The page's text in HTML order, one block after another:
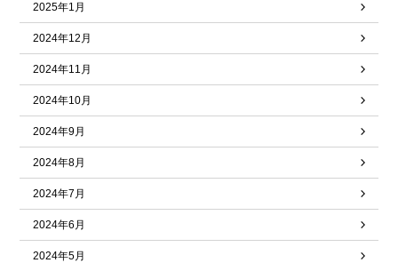
2025年1月
2024年12月
2024年11月
2024年10月
2024年9月
2024年8月
2024年7月
2024年6月
2024年5月